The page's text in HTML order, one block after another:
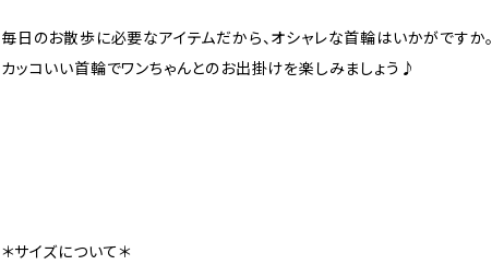
毎日のお散歩に必要なアイテムだから、オシャレな首輪はいかがですか。
カッコいい首輪でワンちゃんとのお出掛けを楽しみましょう♪
＊サイズについて＊